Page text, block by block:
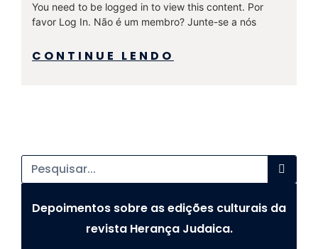
You need to be logged in to view this content. Por
favor Log In. Não é um membro? Junte-se a nós
CONTINUE LENDO
Depoimentos sobre as edições culturais da
revista Herança Judaica.